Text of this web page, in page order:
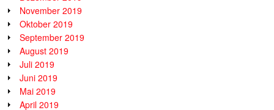
November 2019
Oktober 2019
September 2019
August 2019
Juli 2019
Juni 2019
Mai 2019
April 2019